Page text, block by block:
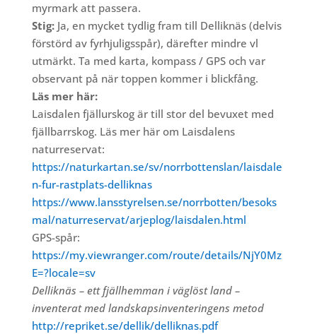
myrmark att passera.
Stig:Ja, en mycket tydlig fram till Delliknäs (delvis
förstörd av fyrhjuligsspår), därefter mindre vl
utmärkt. Ta med karta, kompass / GPS och var
observant på när toppen kommer i blickfång.
Läs mer här:
Laisdalen fjällurskog är till stor del bevuxet med
fjällbarrskog. Läs mer här om Laisdalens
naturreservat:
https://naturkartan.se/sv/norrbottenslan/laisdale
n-fur-rastplats-delliknas
https://www.lansstyrelsen.se/norrbotten/besoks
mal/naturreservat/arjeplog/laisdalen.html
GPS-spår:
https://my.viewranger.com/route/details/NjY0Mz
E=?locale=sv
Delliknäs – ett fjällhemman i väglöst land –
inventerat med landskapsinventeringens metod
http://repriket.se/dellik/delliknas.pdf